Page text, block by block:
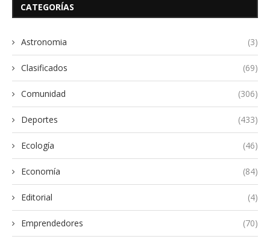
CATEGORÍAS
Astronomia (3)
Clasificados (69)
Comunidad (306)
Deportes (433)
Ecología (46)
Economía (84)
Editorial (4)
Emprendedores (70)